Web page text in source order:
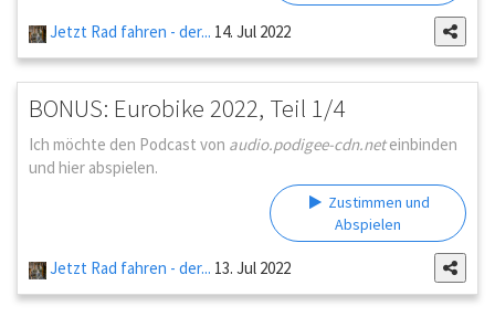
Jetzt Rad fahren - der... 14. Jul 2022
BONUS: Eurobike 2022, Teil 1/4
Ich möchte den Podcast von audio.podigee-cdn.neteinbinden
und hier abspielen.
Zustimmen und
Abspielen
Jetzt Rad fahren - der... 13. Jul 2022